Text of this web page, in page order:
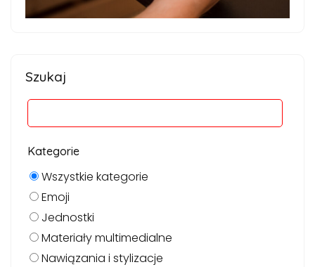
Szukaj
Kategorie
Wszystkie kategorie
Emoji
Jednostki
Materiały multimedialne
Nawiązania i stylizacje